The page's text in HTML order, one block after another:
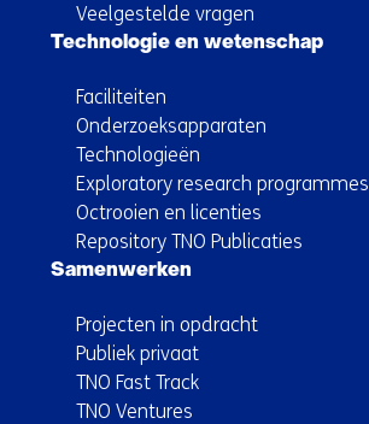
Veelgestelde vragen
Technologie en wetenschap
Faciliteiten
Onderzoeksapparaten
Technologieën
Exploratory research programmes
Octrooien en licenties
Repository TNO Publicaties
Samenwerken
Projecten in opdracht
Publiek privaat
TNO Fast Track
TNO Ventures